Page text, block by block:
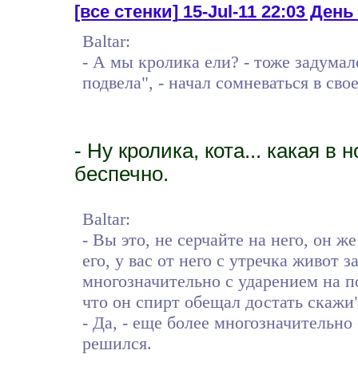
[все стенки]15-Jul-11 22:03 День
Baltar:
- А мы кролика ели? - тоже
подвела", - начал сомневаться в
- Ну кролика, кота... какая в
беспечно.
Baltar:
- Вы это, не серчайте на него, он
его, у вас от него с утречка живот
многозначительно с ударением на
что он спирт обещал достать
- Да, - еще более
решился.